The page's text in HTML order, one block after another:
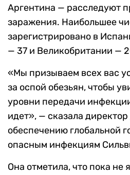
Аргентина — расследуют
заражения. Наибольшее
зарегистрировано в
— 37 и Великобритании —
«Мы призываем всех вас
за оспой обезьян, чтобы
уровни передачи
идет», — сказала
обеспечению глобальной
опасным инфекциям
Она отметила, что пока не